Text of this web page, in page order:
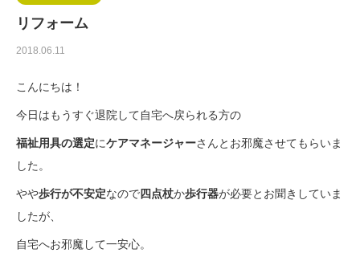
リフォーム
2018.06.11
こんにちは！
今日はもうすぐ退院して自宅へ戻られる方の
福祉用具の選定にケアマネージャーさんとお邪魔させてもらいま
した。
やや歩行が不安定なので四点杖か歩行器が必要とお聞きしていま
したが、
自宅へお邪魔して一安心。